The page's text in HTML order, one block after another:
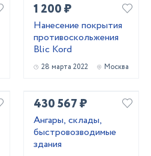
1 200 ₽
Нанесение покрытия
противоскольжения
Blic Kord
28 марта 2022 Москва
430 567 ₽
Ангары, склады,
быстровозводимые
здания